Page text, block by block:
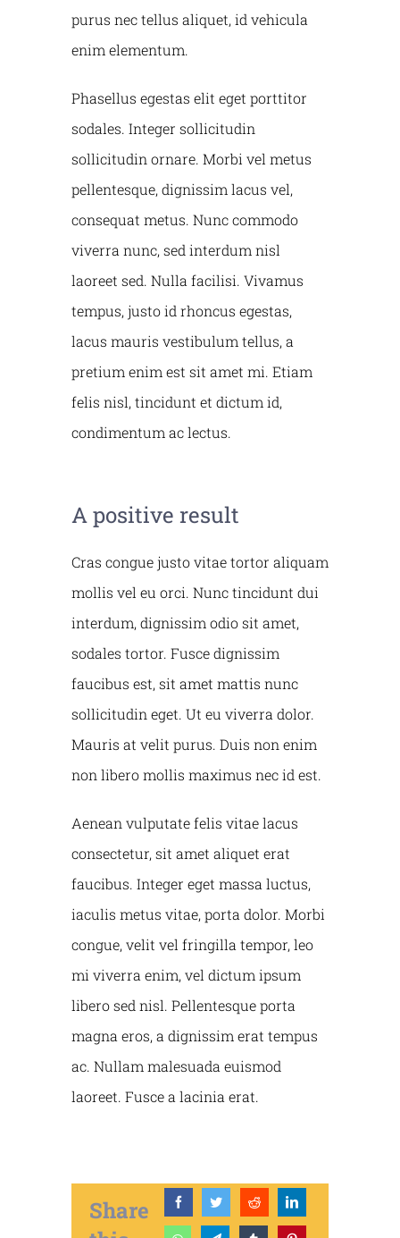
purus nec tellus aliquet, id vehicula
enim elementum.
Phasellus egestas elit eget porttitor
sodales. Integer sollicitudin
sollicitudin ornare. Morbi vel metus
pellentesque, dignissim lacus vel,
consequat metus. Nunc commodo
viverra nunc, sed interdum nisl
laoreet sed. Nulla facilisi. Vivamus
tempus, justo id rhoncus egestas,
lacus mauris vestibulum tellus, a
pretium enim est sit amet mi. Etiam
felis nisl, tincidunt et dictum id,
condimentum ac lectus.
A positive result
Cras congue justo vitae tortor aliquam
mollis vel eu orci. Nunc tincidunt dui
interdum, dignissim odio sit amet,
sodales tortor. Fusce dignissim
faucibus est, sit amet mattis nunc
sollicitudin eget. Ut eu viverra dolor.
Mauris at velit purus. Duis non enim
non libero mollis maximus nec id est.
Aenean vulputate felis vitae lacus
consectetur, sit amet aliquet erat
faucibus. Integer eget massa luctus,
iaculis metus vitae, porta dolor. Morbi
congue, velit vel fringilla tempor, leo
mi viverra enim, vel dictum ipsum
libero sed nisl. Pellentesque porta
magna eros, a dignissim erat tempus
ac. Nullam malesuada euismod
laoreet. Fusce a lacinia erat.
Share